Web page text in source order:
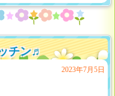
チン♬
2023年7月5日